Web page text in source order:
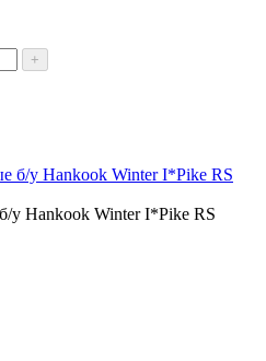
+
Hankook Winter I*Pike RS